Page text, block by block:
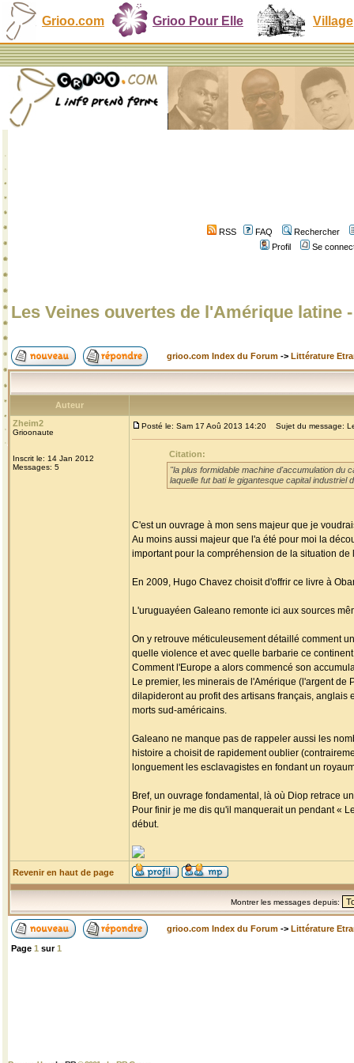
Grioo.com Grioo Pour Elle Village
RSS FAQ
Rechercher
Profil
Se
Les Veines ouvertes de l'Amérique latine
grioo.com Index du Forum -> Littérature
Auteur
Zheim2
Grioonaute
Inscrit le: 14 Jan 2012
Messages: 5
Posté le: Sam 17 Aoû 2013 14:20 Sujet du message:
Citation:
"la plus formidable machine d'accumulation du
laquelle fut bati le gigantesque capital industriel
C'est un ouvrage à mon sens majeur que je
Au moins aussi majeur que l'a été pour moi la
important pour la compréhension de la situation
En 2009, Hugo Chavez choisit d'offrir ce livre à
L'uruguayéen Galeano remonte ici aux sources
On y retrouve méticuleusement détaillé comment
quelle violence et avec quelle barbarie ce
Comment l'Europe a alors commencé son
Le premier, les minerais de l'Amérique (l'argent
dilapideront au profit des artisans français,
morts sud-américains.
Galeano ne manque pas de rappeler aussi les
histoire a choisit de rapidement oublier
longuement les esclavagistes en fondant un
Bref, un ouvrage fondamental, là où Diop retrace
Pour finir je me dis qu'il manquerait un pendant «
début.
Revenir en haut de page
Montrer les messages depuis:
grioo.com Index du Forum -> Littérature
Page 1 sur1